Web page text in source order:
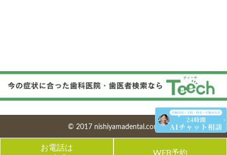
お電話は
WEB予約
© 2017 nishiyamadental.com